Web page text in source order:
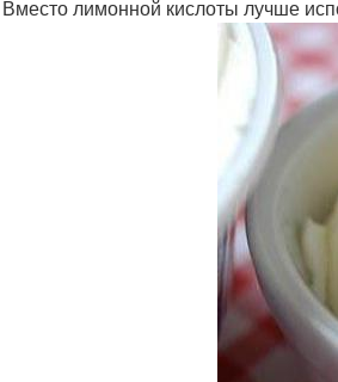
Вместо лимонной кислоты лучше